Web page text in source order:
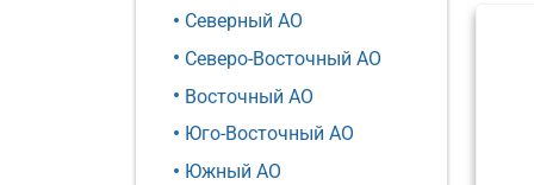
Северный АО
Северо-Восточный АО
Восточный АО
Юго-Восточный АО
Южный АО